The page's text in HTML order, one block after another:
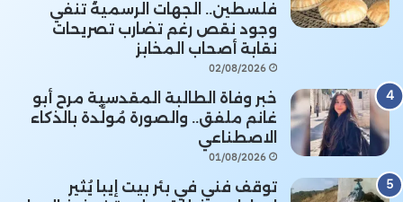
فلسطين.. الجهات الرسمية تنفي
وجود نقص رغم تضارب تصريحات
نقابة أصحاب المخابز
02/08/2026
خبر وفاة الطالبة المقدسية مرح أبو
غانم ملفق.. والصورة مُولَّدة بالذكاء
الاصطناعي
01/08/2026
توقف فني في بئر بيت إيبا يُثير